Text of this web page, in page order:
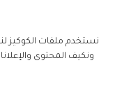
نستخدم ملفات الكوكيز
ونكيف المحتوى